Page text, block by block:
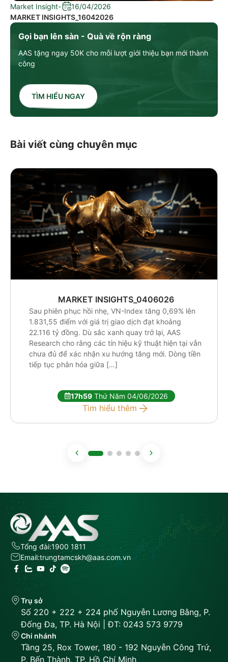
Gọi bạn lên sàn - Quà về rộn ràng
AAS tặng ngay 50K cho mỗi lượt giới thiệu bạn mới thành
công
TÌM HIỂU NGAY
Market Insight-
16/04/2026
MARKET INSIGHTS_16042026
Bài viết cùng chuyên mục
MARKET INSIGHTS_0406026
Sau phiên phục hồi nhẹ, VN-Index tăng 0,69% lên
1.831,55 điểm với giá trị giao dịch đạt khoảng
22.116 tỷ đồng. Dù sắc xanh quay trở lại, AAS
Research cho rằng các tín hiệu kỹ thuật hiện tại vẫn
chưa đủ để xác nhận xu hướng tăng mới. Dòng tiền
tiếp tục phân hóa giữa […]
17h59Thứ Năm 04/06/2026
Tìm hiểu thêm
Tổng đài:1900 1811
Email:trungtamcskh@aas.com.vn
Trụ sở
Số 220 + 222 + 224 phố Nguyễn Lương Bằng, P.
Đống Đa, TP. Hà Nội | ĐT: 0243 573 9779
Chi nhánh
Tầng 25, Rox Tower, 180 - 192 Nguyễn Công Trứ,
P. Bến Thành, TP. Hồ Chí Minh